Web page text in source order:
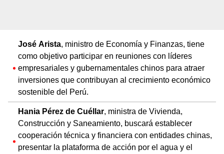
José Arista, ministro de Economía y Finanzas, tiene
como objetivo participar en reuniones con líderes
empresariales y gubernamentales chinos para atraer
inversiones que contribuyan al crecimiento económico
sostenible del Perú.
Hania Pérez de Cuéllar, ministra de Vivienda,
Construcción y Saneamiento, buscará establecer
cooperación técnica y financiera con entidades chinas,
presentar la plataforma de acción por el agua y el